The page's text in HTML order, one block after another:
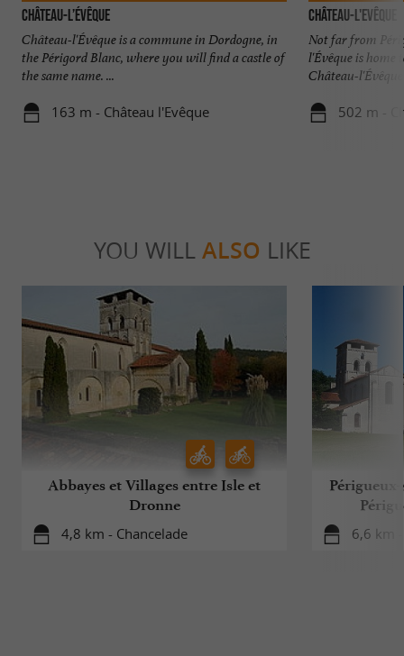
Château-l’Évêque
Château-l'Évêque is a commune in Dordogne, in
the Périgord Blanc, where you will find a castle of
the same name. ...
163 m - Château l'Evêque
Château-l'Evêque
Not far from
l'Évêque is home
Château-l'Évêque
502 m -
YOU WILL ALSO LIKE
Abbayes et Villages entre Isle et
Dronne
4,8 km - Chancelade 6,6 km